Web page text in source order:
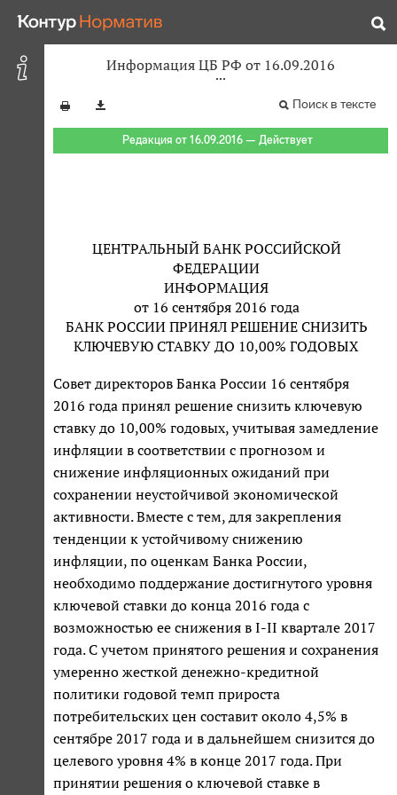
Информация ЦБ РФ от 16.09.2016
Поиск в тексте
Редакция от 16.09.2016 — Действует
ЦЕНТРАЛЬНЫЙ БАНК РОССИЙСКОЙ
ФЕДЕРАЦИИ
ИНФОРМАЦИЯ
от 16 сентября 2016 года
БАНК РОССИИ ПРИНЯЛ РЕШЕНИЕ СНИЗИТЬ
КЛЮЧЕВУЮ СТАВКУ ДО 10,00% ГОДОВЫХ
Совет директоров Банка России 16 сентября
2016 года принял решение снизить ключевую
ставку до 10,00% годовых, учитывая замедление
инфляции в соответствии с прогнозом и
снижение инфляционных ожиданий при
сохранении неустойчивой экономической
активности. Вместе с тем, для закрепления
тенденции к устойчивому снижению
инфляции, по оценкам Банка России,
необходимо поддержание достигнутого уровня
ключевой ставки до конца 2016 года с
возможностью ее снижения в I-II квартале 2017
года. С учетом принятого решения и сохранения
умеренно жесткой денежно-кредитной
политики годовой темп прироста
потребительских цен составит около 4,5% в
сентябре 2017 года и в дальнейшем снизится до
целевого уровня 4% в конце 2017 года. При
принятии решения о ключевой ставке в